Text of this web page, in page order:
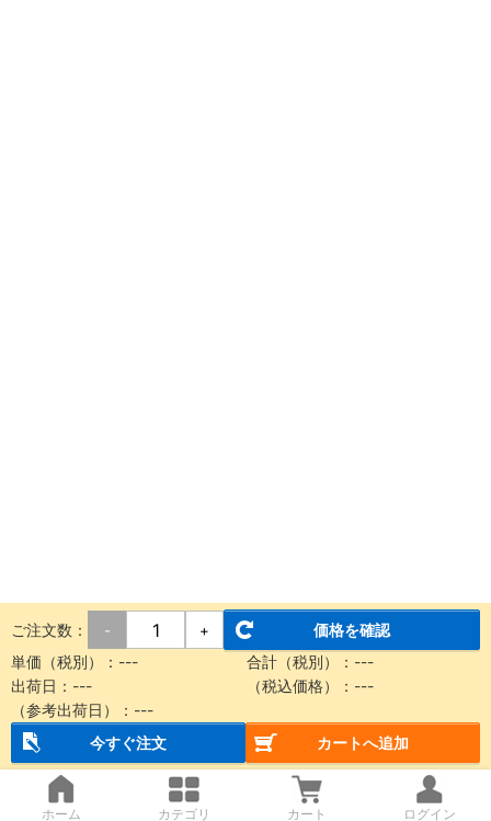
ご注文数： - +
価格を確認
単価（税別）： --- 合計（税別）： ---
出荷日： --- （税込価格）： ---
（参考出荷日）： ---
今すぐ注文
カートへ追加
ホーム カテゴリ カート ログイン